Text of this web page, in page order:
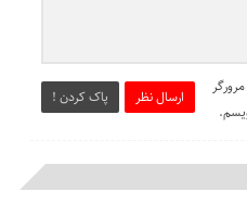
ارسال نظر پاک کردن !